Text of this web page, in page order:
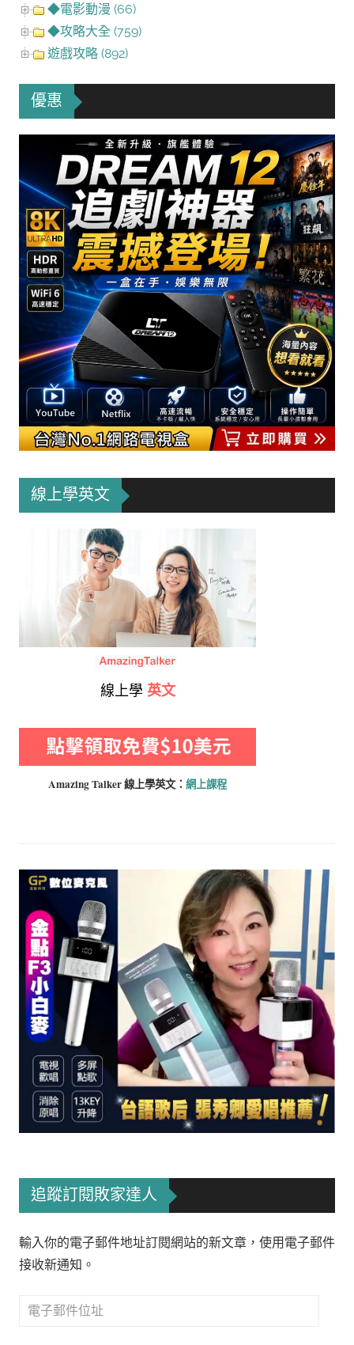
◆電影動漫 (66)
◆攻略大全 (759)
遊戲攻略 (892)
優惠
線上學英文
線上學 英文
Amazing Talker 線上學英文： 網上課程
追蹤訂閱敗家達人
輸入你的電子郵件地址訂閱網站的新文章，使用電子郵件
接收新通知。
電